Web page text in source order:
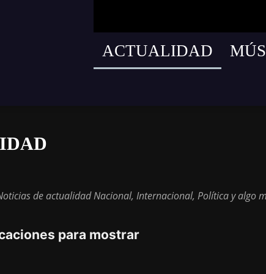
ACTUALIDAD
de actualidad Nacional, Internacional, Política y algo
para mostrar